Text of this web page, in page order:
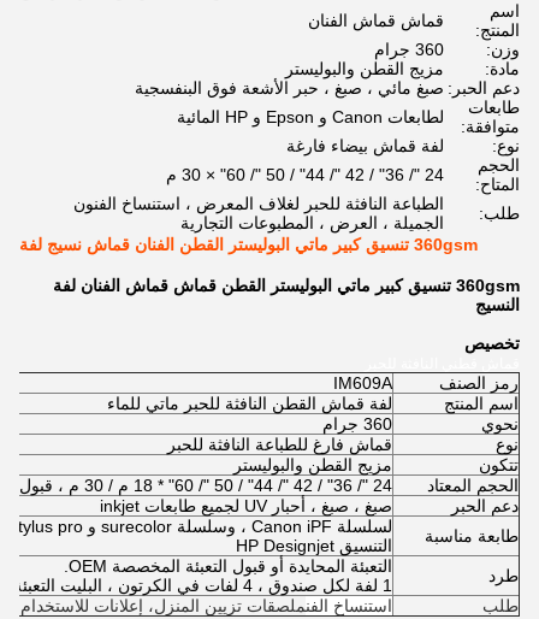
اسم
المنتج:
قماش قماش الفنان
وزن:
360 جرام
مادة:
مزيج القطن والبوليستر
دعم الحبر: صبغ مائي ، صبغ ، حبر الأشعة فوق البنفسجية
طابعات
متوافقة:
لطابعات Canon و Epson و HP المائية
نوع:
لفة قماش بيضاء فارغة
الحجم
المتاح:
24 "/ 36" / 42 "/ 44" / 50 "/ 60" × 30 م
طلب:
الطباعة النافثة للحبر لغلاف المعرض ، استنساخ الفنون
الجميلة ، العرض ، المطبوعات التجارية
360gsm تنسيق كبير ماتي البوليستر القطن الفنان قماش نسيج لفة
360gsm تنسيق كبير ماتي البوليستر القطن قماش قماش الفنان لفة
النسيج
تخصيص
رمز الصنف
IM609A
اسم المنتج
لفة قماش القطن النافثة للحبر ماتي للماء
نحوي
360 جرام
نوع
قماش فارغ للطباعة النافثة للحبر
تتكون
مزيج القطن والبوليستر
الحجم المعتاد
24 "/ 36" / 42 "/ 44" / 50 "/ 60" * 18 م / 30 م ، قبول الخدمة المخصصة
دعم الحبر
صبغ ، صبغ ، أحبار UV لجميع طابعات inkjet
طابعة مناسبة
التنسيق HP Designjet
طرد
التعبئة المحايدة أو قبول التعبئة المخصصة OEM.
1 لفة لكل صندوق ، 4 لفات في الكرتون ، البليت التعبئة
طلب
استنساخ الفنملصقات تزيين المنزل، إعلانات للاستخدام